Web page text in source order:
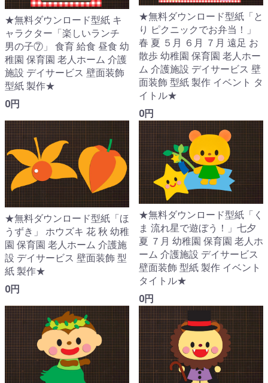
★無料ダウンロード型紙 キ
ャラクター「楽しいランチ
男の子⑦」 食育 給食 昼食 幼
稚園 保育園 老人ホーム 介護
施設 デイサービス 壁面装飾
型紙 製作★
0円
★無料ダウンロード型紙「と
り ピクニックでお弁当！」
春 夏 ５月 ６月 ７月 遠足 お
散歩 幼稚園 保育園 老人ホー
ム 介護施設 デイサービス 壁
面装飾 型紙 製作 イベント タ
イトル★
0円
★無料ダウンロード型紙「ほ
うずき」 ホウズキ 花 秋 幼稚
園 保育園 老人ホーム 介護施
設 デイサービス 壁面装飾 型
紙 製作★
0円
★無料ダウンロード型紙「く
ま 流れ星で遊ぼう！」七夕
夏 ７月 幼稚園 保育園 老人ホ
ーム 介護施設 デイサービス
壁面装飾 型紙 製作 イベント
タイトル★
0円